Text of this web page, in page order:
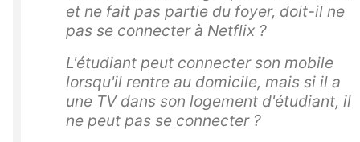
et ne fait pas partie du foyer, doit-il ne
pas se connecter à Netflix ?
L'étudiant peut connecter son mobile
lorsqu'il rentre au domicile, mais si il a
une TV dans son logement d'étudiant, il
ne peut pas se connecter ?